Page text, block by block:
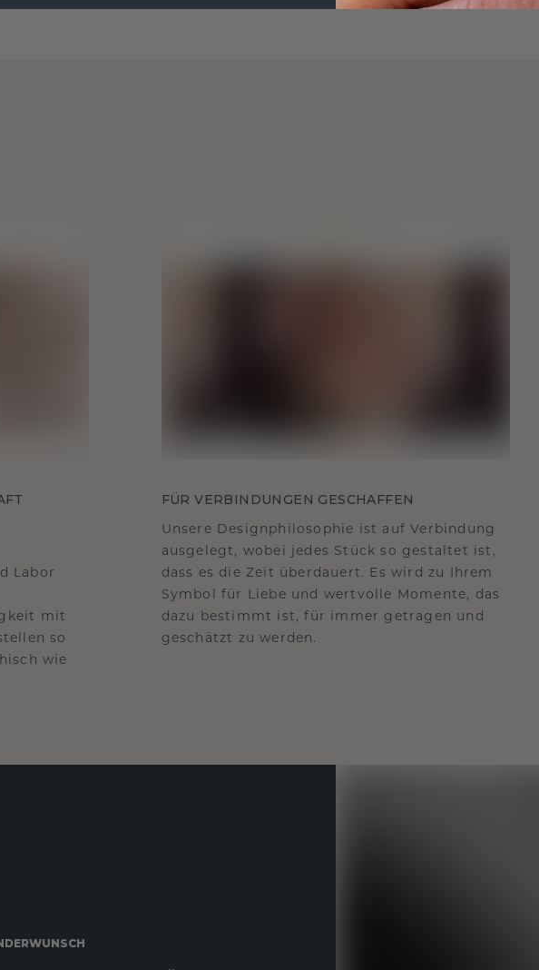
Labor
mit
so
wie
FÜR VERBINDUNGEN GESCHAFFEN
Unsere Designphilosophie ist auf Verbindung
ausgelegt, wobei jedes Stück so gestaltet ist,
dass es die Zeit überdauert. Es wird zu Ihrem
Symbol für Liebe und wertvolle Momente, das
dazu bestimmt ist, für immer getragen und
geschätzt zu werden.